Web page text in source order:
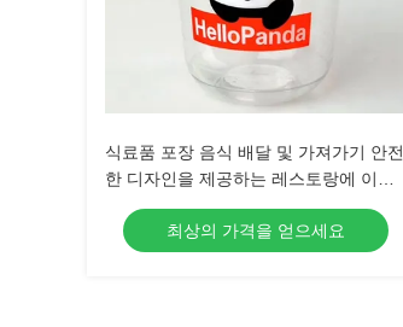
식료품 포장 음식 배달 및 가져가기 안전
한 디자인을 제공하는 레스토랑에 이상
적인 일회용 플라스틱 식품 용기
최상의 가격을 얻으세요